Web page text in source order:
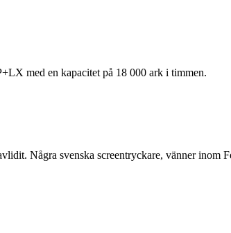
med en kapacitet på 18 000 ark i timmen.
Några svenska screentryckare, vänner inom